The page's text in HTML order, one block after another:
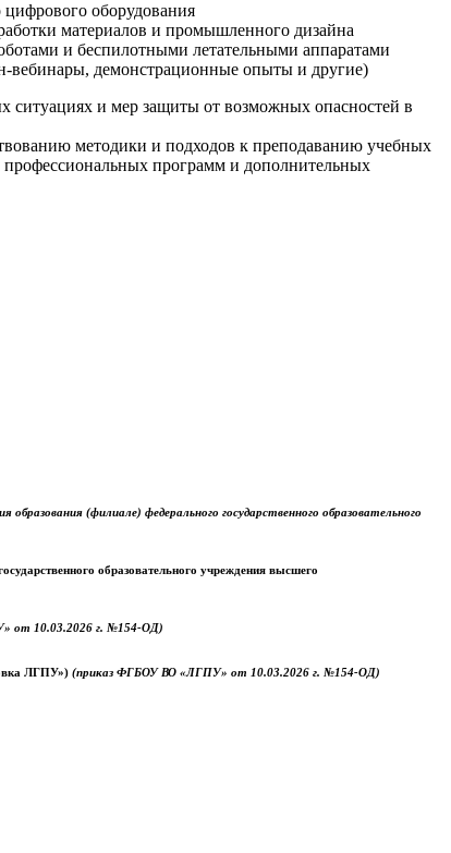
оборудования
материалов и промышленного дизайна
и беспилотными летательными аппаратами
вебинары, демонстрационные опыты и другие)
ситуациях и мер защиты от возможных опасностей в
методики и подходов к преподаванию учебных
профессиональных программ и дополнительных
(филиале) федерального государственного образовательного
образовательного учреждения высшего
от 10.03.2026 г. №154-ОД)
ЛГПУ») (приказ ФГБОУ ВО «ЛГПУ» от 10.03.2026 г. №154-ОД)